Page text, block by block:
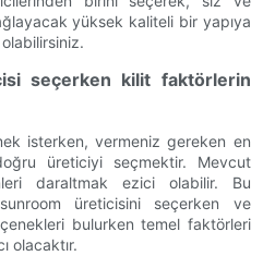
yüksek kaliteli bir yapıya
olabilirsiniz.
seçerken kilit faktörlerin
isterken, vermeniz gereken en
üreticiyi seçmektir. Mevcut
daraltmak ezici olabilir. Bu
üreticisini seçerken ve
bulurken temel faktörleri
olacaktır.